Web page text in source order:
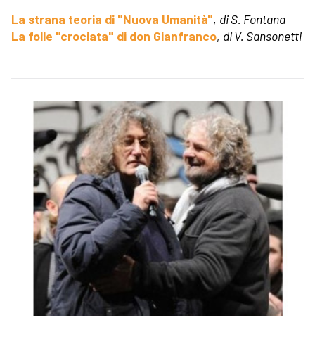
La strana teoria di "Nuova Umanità", di S. Fontana
La folle "crociata" di don Gianfranco, di V. Sansonetti